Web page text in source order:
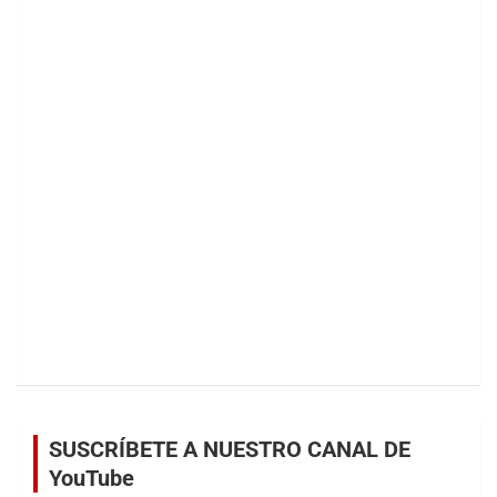
SUSCRÍBETE A NUESTRO CANAL DE
YouTube